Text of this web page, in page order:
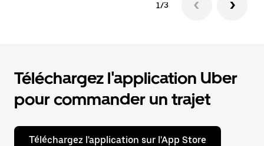
1/3
Téléchargez l'application Uber
pour commander un trajet
Téléchargez l'application sur l'App Store